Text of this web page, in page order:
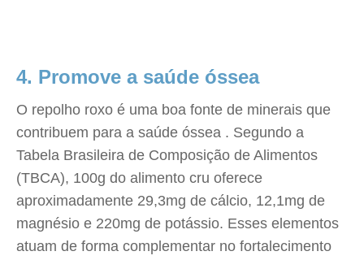
4. Promove a saúde óssea
O repolho roxo é uma boa fonte de minerais que
contribuem para a saúde óssea . Segundo a
Tabela Brasileira de Composição de Alimentos
(TBCA), 100g do alimento cru oferece
aproximadamente 29,3mg de cálcio, 12,1mg de
magnésio e 220mg de potássio. Esses elementos
atuam de forma complementar no fortalecimento